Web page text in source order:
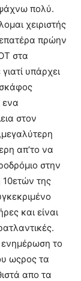
πολύ.
χειριστής
πρώην
στα
υπάρχει
ενα
στον
απ’το να
στην
της
και είναι
το
ωςρος τα
απο τα